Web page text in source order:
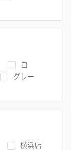
白
グレー
横浜店